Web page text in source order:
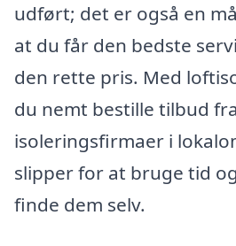
udført; det er også en
at du får den bedste
den rette pris. Med
du nemt bestille tilbud
isoleringsfirmaer i
slipper for at bruge tid
finde dem selv.